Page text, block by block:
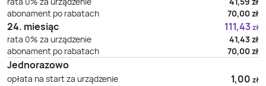
abonament po rabatach
70,00zł
24. miesiąc 111,43zł
rata 0% za urządzenie 41,43zł
abonament po rabatach
70,00zł
Jednorazowo
opłata na start za urządzenie 1,00 zł